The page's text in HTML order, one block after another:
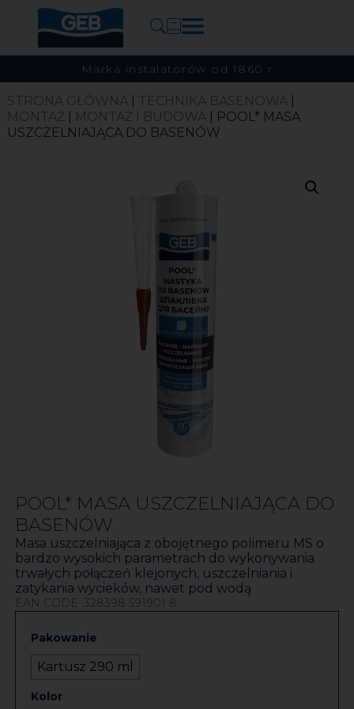
Marka instalatorów od 1860 r
STRONA GŁÓWNA| TECHNIKA BASENOWA|
MONTAŻ| MONTAŻ I BUDOWA| POOL* MASA
USZCZELNIAJĄCA DO BASENÓW
POOL* MASA USZCZELNIAJĄCA DO
BASENÓW
Masa uszczelniająca z obojętnego polimeru MS o
bardzo wysokich parametrach do wykonywania
trwałych połączeń klejonych, uszczelniania i
zatykania wycieków, nawet pod wodą
EAN CODE :328398 591901 8
Pakowanie
Kartusz 290 ml
Kolor